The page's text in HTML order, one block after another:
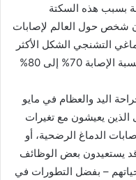
بسبب هذه السكتة
يتعرض ما يقدر بنحو 69 مليون شخص حول العالم لإصابات
التشنجي الشكل الأكثر
شيوعًا من الشلل الدماغي، حيث تُقدر نسبة الإصابة 70% إلى 80%
اليد والعظام في مايو
يعيشون مع تغيرات
الدماغ الرضحية، أو
قد يستعيدون بعض الوظائف
– بفضل التطورات في